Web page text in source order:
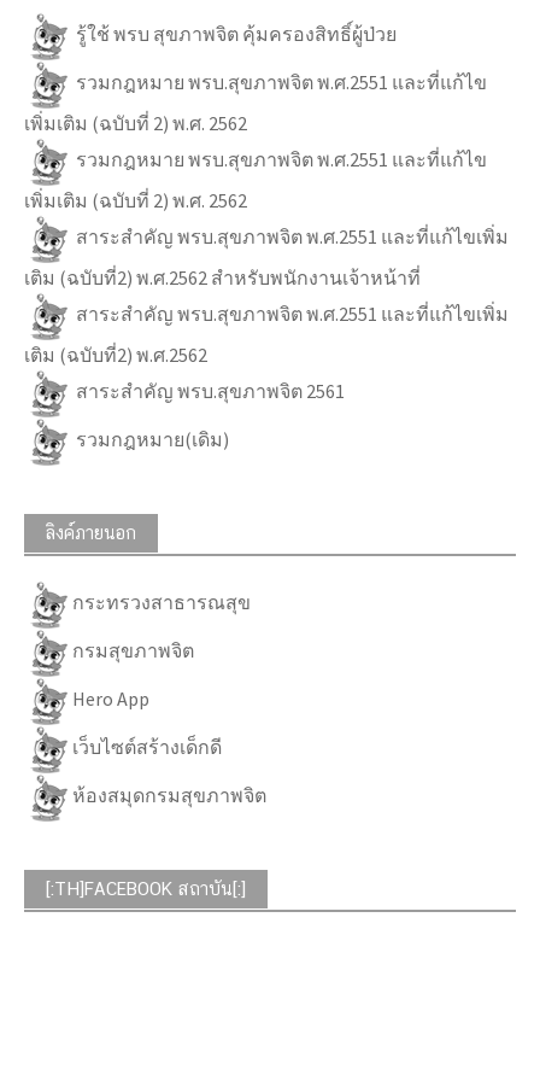
รู้ใช้ พรบ สุขภาพจิต คุ้มครองสิทธิ์ผู้ป่วย
รวมกฎหมาย พรบ.สุขภาพจิต พ.ศ.2551 และที่แก้ไข
เพิ่มเติม (ฉบับที่ 2) พ.ศ. 2562
รวมกฎหมาย พรบ.สุขภาพจิต พ.ศ.2551 และที่แก้ไข
เพิ่มเติม (ฉบับที่ 2) พ.ศ. 2562
สาระสำคัญ พรบ.สุขภาพจิต พ.ศ.2551 และที่แก้ไขเพิ่ม
เติม (ฉบับที่2) พ.ศ.2562 สำหรับพนักงานเจ้าหน้าที่
สาระสำคัญ พรบ.สุขภาพจิต พ.ศ.2551 และที่แก้ไขเพิ่ม
เติม (ฉบับที่2) พ.ศ.2562
สาระสำคัญ พรบ.สุขภาพจิต 2561
รวมกฎหมาย(เดิม)
ลิงค์ภายนอก
กระทรวงสาธารณสุข
กรมสุขภาพจิต
Hero App
เว็บไซต์สร้างเด็กดี
ห้องสมุดกรมสุขภาพจิต
[:TH]FACEBOOK สถาบัน[:]